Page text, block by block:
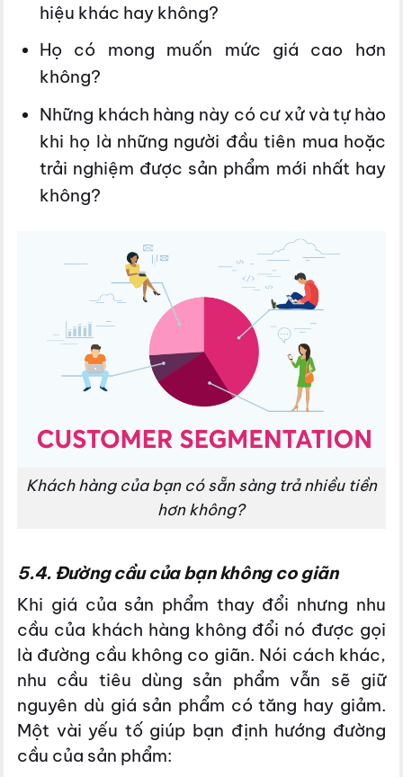
hiệu khác hay không?
Họ có mong muốn mức giá cao hơn
không?
Những khách hàng này có cư xử và tự hào
khi họ là những người đầu tiên mua hoặc
trải nghiệm được sản phẩm mới nhất hay
không?
Khách hàng của bạn có sẵn sàng trả nhiều tiền
hơn không?
5.4. Đường cầu của bạn không co giãn
Khi giá của sản phẩm thay đổi nhưng nhu
cầu của khách hàng không đổi nó được gọi
là đường cầu không co giãn. Nói cách khác,
nhu cầu tiêu dùng sản phẩm vẫn sẽ giữ
nguyên dù giá sản phẩm có tăng hay giảm.
Một vài yếu tố giúp bạn định hướng đường
cầu của sản phẩm: